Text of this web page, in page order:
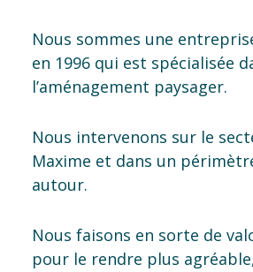
Nous sommes une
en 1996 qui est spécialisée
l’aménagement paysager.
Nous intervenons sur le
Maxime et dans un
autour.
Nous faisons en sorte de
pour le rendre plus